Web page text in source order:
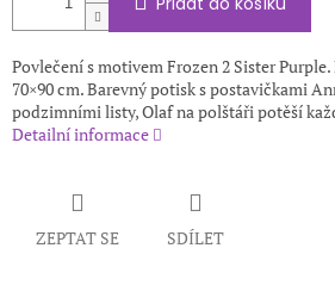
Povlečení s motivem Frozen 2 Sister Purple.
70×90 cm. Barevný potisk s postavičkami
podzimními listy, Olaf na polštáři potěší
Detailní informace
ZEPTAT SE SDÍLET